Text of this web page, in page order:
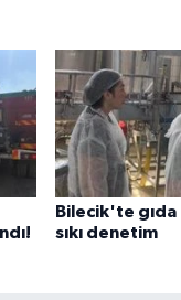
Bilecik'te
sıkı denetim